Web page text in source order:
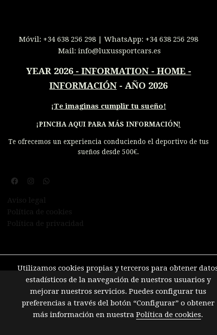
Móvil: +34 638 256 298 | WhatsApp: +34 638 256 298
Mail: info@luxussportcars.es
YEAR 2026- INFORMATION - HOME -
INFORMACIÓN - AÑO 2026
¡Te imaginas cumplir tu sueño!
¡PINCHA AQUI PARA MÁS INFORMACIÓN!
Te ofrecemos un experiencia conduciendo el deportivo de tus
sueños desde 500€.
Aviso legal
Política de cookies
Política de privacidad
Utilizamos cookies propias y terceros para obtener
estadísticos de la navegación de nuestros usuarios y
mejorar nuestros servicios. Puedes configurar tus
preferencias a través del botón “Configurar” o obtener
más información en nuestra Política de cookies.